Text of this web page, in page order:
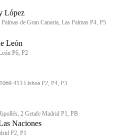
López
de Gran Canaria, Las Palmas P4, P5
León
P6, P2
413 Lisboa P2, P4, P3
2 Getafe Madrid P1, PB
Naciones
P2, P1